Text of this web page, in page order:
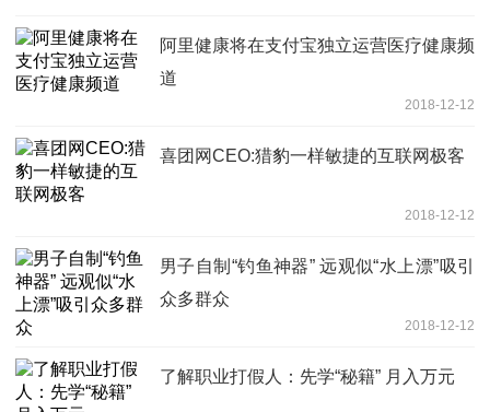
阿里健康将在支付宝独立运营医疗健康频
道
2018-12-12
喜团网CEO:猎豹一样敏捷的互联网极客
2018-12-12
男子自制“钓鱼神器” 远观似“水上漂”吸引
众多群众
2018-12-12
了解职业打假人：先学“秘籍” 月入万元